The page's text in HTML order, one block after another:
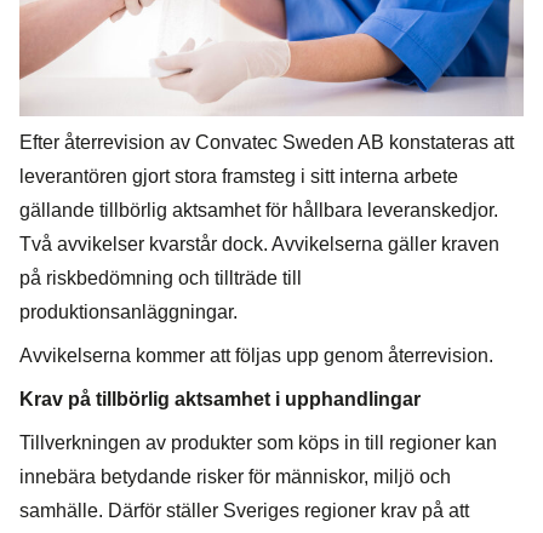
Efter återrevision av Convatec Sweden AB konstateras att
leverantören gjort stora framsteg i sitt interna arbete
gällande tillbörlig aktsamhet för hållbara leveranskedjor.
Två avvikelser kvarstår dock. Avvikelserna gäller kraven
på riskbedömning och tillträde till
produktionsanläggningar.
Avvikelserna kommer att följas upp genom återrevision.
Krav på tillbörlig aktsamhet i upphandlingar
Tillverkningen av produkter som köps in till regioner kan
innebära betydande risker för människor, miljö och
samhälle. Därför ställer Sveriges regioner krav på att